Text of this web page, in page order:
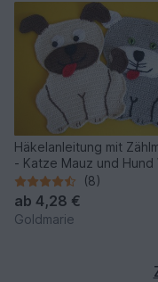
Häkelanleitung mit
- Katze Mauz und Hund
- als Topflappen oder
(8)
ab 4,28 €
Goldmarie